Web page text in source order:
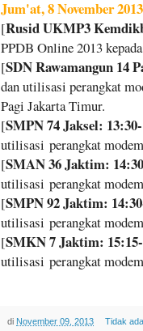
Jum'at, 8 November
[Rusid UKMP3
PPDB Online 2013
[SDN Rawamangun 14
dan utilisasi perangkat
Pagi Jakarta Timur.
[SMPN 74 Jaksel:
utilisasi perangkat
[SMAN 36 Jaktim:
utilisasi perangkat
[SMPN 92 Jaktim:
utilisasi perangkat
[SMKN 7 Jaktim:
utilisasi perangkat
di November 09, 2013 Tidak